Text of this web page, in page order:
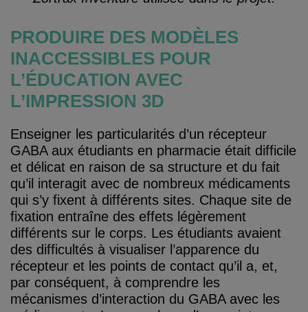
PRODUIRE DES MODÈLES
INACCESSIBLES POUR
L’ÉDUCATION AVEC
L’IMPRESSION 3D
Enseigner les particularités d’un récepteur
GABA aux étudiants en pharmacie était difficile
et délicat en raison de sa structure et du fait
qu’il interagit avec de nombreux médicaments
qui s’y fixent à différents sites. Chaque site de
fixation entraîne des effets légèrement
différents sur le corps. Les étudiants avaient
des difficultés à visualiser l’apparence du
récepteur et les points de contact qu’il a, et,
par conséquent, à comprendre les
mécanismes d’interaction du GABA avec les